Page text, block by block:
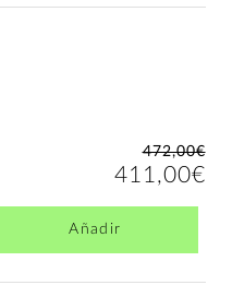
472,00€
411,00€
Añadir